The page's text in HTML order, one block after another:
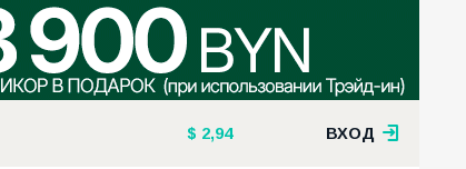
2,94 ВХОД